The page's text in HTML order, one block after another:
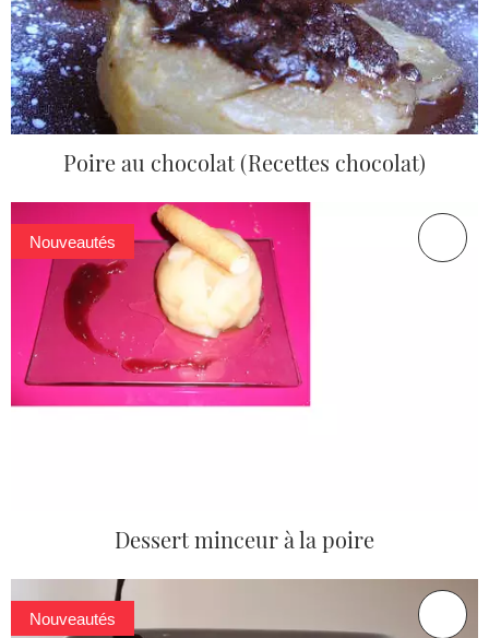
Poire au chocolat (Recettes chocolat)
Nouveautés
Dessert minceur à la poire
Nouveautés